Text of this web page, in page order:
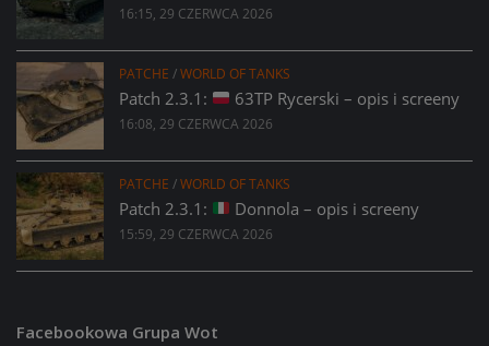
16:15, 29 CZERWCA 2026
PATCHE /WORLD OF TANKS
Patch 2.3.1: 63TP Rycerski – opis i screeny
16:08, 29 CZERWCA 2026
PATCHE /WORLD OF TANKS
Patch 2.3.1: Donnola – opis i screeny
15:59, 29 CZERWCA 2026
Facebookowa Grupa Wot